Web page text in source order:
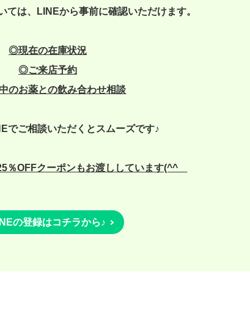
ては、LINEから事前に確認いただけます。
◎現在の在庫状況
◎ご来店予約
のお薬との飲み合わせ相談
でご相談いただくとスムーズです♪
％OFFクーポンもお渡ししています(^^ゞ
の登録はコチラから♪